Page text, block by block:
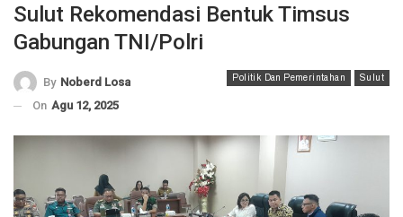
Sulut Rekomendasi Bentuk Timsus
Gabungan TNI/Polri
Politik Dan Pemerintahan Sulut
By Noberd Losa
On Agu 12, 2025